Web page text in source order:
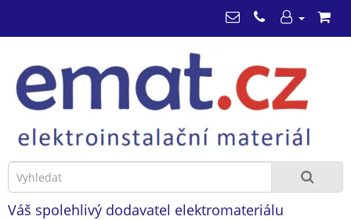
Váš spolehlivý dodavatel elektromateriálu